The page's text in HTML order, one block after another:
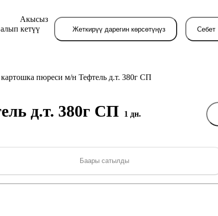
кетүү
Акысыз
Жеткирүү дарегин көрсөтүңүз Себет
пюреси м/н Тефтель д.т. 380г СП
д.т. 380г СП 1 дн.
Баары сатылды
Себетиңиз азырынча
товарлар пайда болот.